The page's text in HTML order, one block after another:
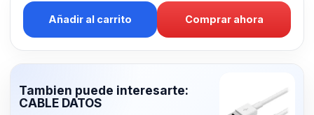
Añadir al carrito Comprar ahora
Tambien puede interesarte:
CABLE DATOS